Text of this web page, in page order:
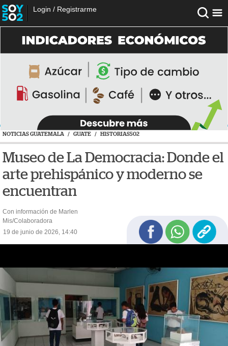
Login / Registrarme
NOTICIAS GUATEMALA / GUATE / HISTORIAS502
Museo de La Democracia: Donde el
arte prehispánico y moderno se
encuentran
Con información de Marlen
Mis/Colaboradora
19 de junio de 2026, 14:40